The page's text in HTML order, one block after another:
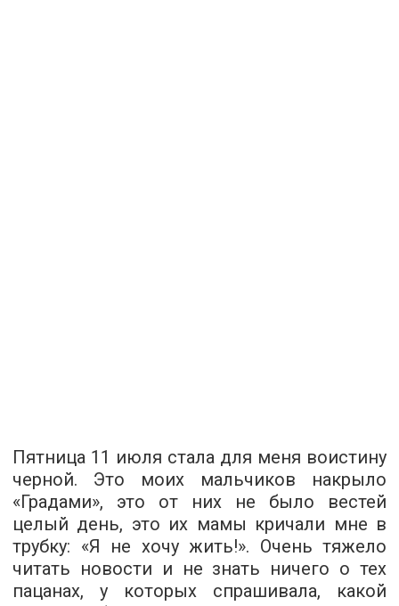
Пятница 11 июля стала для меня воистину
черной. Это моих мальчиков накрыло
«Градами», это от них не было вестей
целый день, это их мамы кричали мне в
трубку: «Я не хочу жить!». Очень тяжело
читать новости и не знать ничего о тех
пацанах, у которых спрашивала, какой